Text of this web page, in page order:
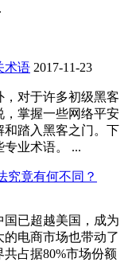
术语 2017-11-23
对于许多初级黑客
，掌握一些网络平安
和踏入黑客之门。下
业术语。 ...
究竟有何不同？
已超越美国，成为
电商市场也带动了
占据80%市场份额